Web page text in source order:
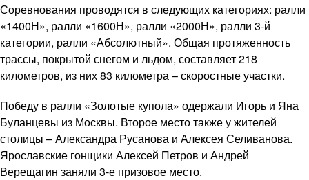
Соревнования проводятся в следующих категориях: ралли
«1400Н», ралли «1600Н», ралли «2000Н», ралли 3-й
категории, ралли «Абсолютный». Общая протяженность
трассы, покрытой снегом и льдом, составляет 218
километров, из них 83 километра – скоростные участки.
Победу в ралли «Золотые купола» одержали Игорь и Яна
Буланцевы из Москвы. Второе место также у жителей
столицы – Александра Русанова и Алексея Селиванова.
Ярославские гонщики Алексей Петров и Андрей
Верещагин заняли 3-е призовое место.